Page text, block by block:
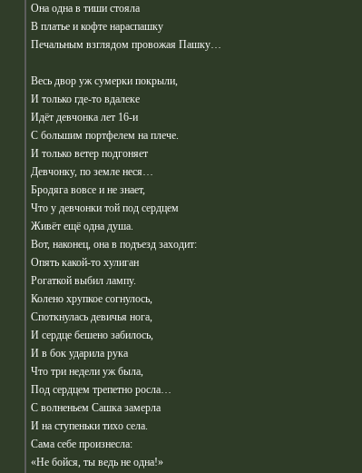
Она одна в тиши стояла
В платье и кофте нараспашку
Печальным взглядом провожая Пашку…
Весь двор уж сумерки покрыли,
И только где-то вдалеке
Идёт девчонка лет 16-и
С большим портфелем на плече.
И только ветер подгоняет
Девчонку, по земле неся…
Бродяга вовсе и не знает,
Что у девчонки той под сердцем
Живёт ещё одна душа.
Вот, наконец, она в подъезд заходит:
Опять какой-то хулиган
Рогаткой выбил лампу.
Колено хрупкое согнулось,
Споткнулась девичья нога,
И сердце бешено забилось,
И в бок ударила рука
Что три недели уж была,
Под сердцем трепетно росла…
С волненьем Сашка замерла
И на ступеньки тихо села.
Сама себе произнесла:
«Не бойся, ты ведь не одна!»